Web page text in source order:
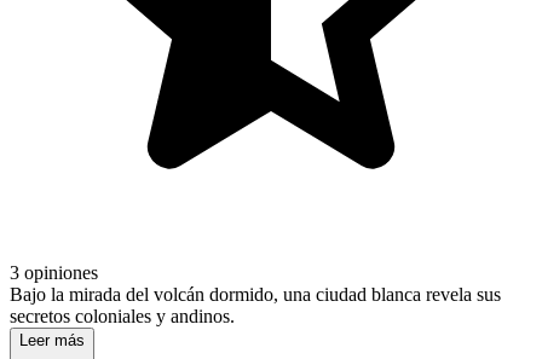
3 opiniones
Bajo la mirada del volcán dormido, una ciudad blanca revela sus
secretos coloniales y andinos.
Leer más